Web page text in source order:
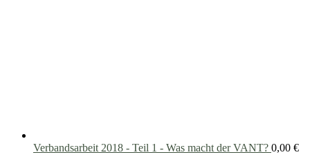
Verbandsarbeit 2018 - Teil 1 - Was macht der VANT? 0,00 €